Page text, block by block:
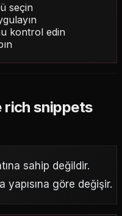
seçin
kontrol edin
rich snippets
sahip değildir.
göre değişir.